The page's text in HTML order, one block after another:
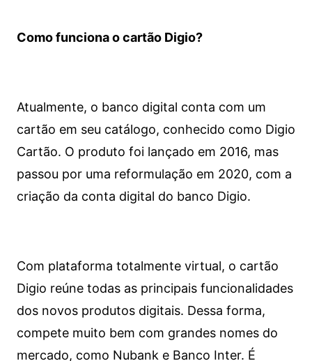
Como funciona o cartão Digio?
Atualmente, o banco digital conta com um
cartão em seu catálogo, conhecido como Digio
Cartão. O produto foi lançado em 2016, mas
passou por uma reformulação em 2020, com a
criação da conta digital do banco Digio.
Com plataforma totalmente virtual, o cartão
Digio reúne todas as principais funcionalidades
dos novos produtos digitais. Dessa forma,
compete muito bem com grandes nomes do
mercado, como Nubank e Banco Inter. É